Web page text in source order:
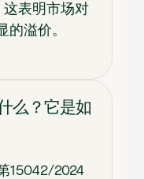
这表明市场对
的溢价。
么？它是如
15042/2024